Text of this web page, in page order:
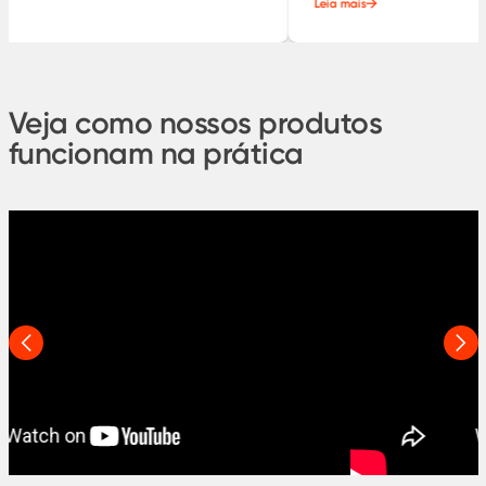
Veja como nossos produtos
funcionam na prática
Anterior